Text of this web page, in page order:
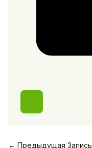
← Предыдущая Запись